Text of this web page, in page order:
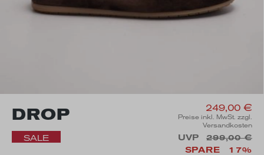
DROP
SALE
249,00 €
Preise inkl. MwSt. zzgl.
Versandkosten
UVP
299,00 €
SPARE
17%